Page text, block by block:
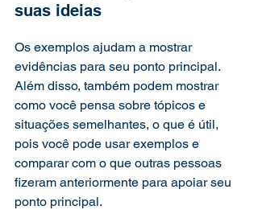
suas ideias
Os exemplos ajudam a mostrar
evidências para seu ponto principal.
Além disso, também podem mostrar
como você pensa sobre tópicos e
situações semelhantes, o que é útil,
pois você pode usar exemplos e
comparar com o que outras pessoas
fizeram anteriormente para apoiar seu
ponto principal.